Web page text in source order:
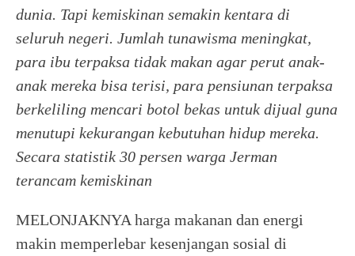
dunia. Tapi kemiskinan semakin kentara di
seluruh negeri. Jumlah tunawisma meningkat,
para ibu terpaksa tidak makan agar perut anak-
anak mereka bisa terisi, para pensiunan terpaksa
berkeliling mencari botol bekas untuk dijual guna
menutupi kekurangan kebutuhan hidup mereka.
Secara statistik 30 persen warga Jerman
terancam kemiskinan
MELONJAKNYA harga makanan dan energi
makin memperlebar kesenjangan sosial di